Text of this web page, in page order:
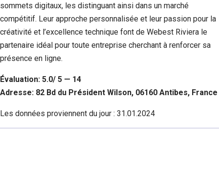
sommets digitaux, les distinguant ainsi dans un marché
compétitif. Leur approche personnalisée et leur passion pour la
créativité et l’excellence technique font de Webest Riviera le
partenaire idéal pour toute entreprise cherchant à renforcer sa
présence en ligne.
Évaluation: 5.0/ 5 — 14
Adresse: 82 Bd du Président Wilson, 06160 Antibes, France
Les données proviennent du jour : 31.01.2024